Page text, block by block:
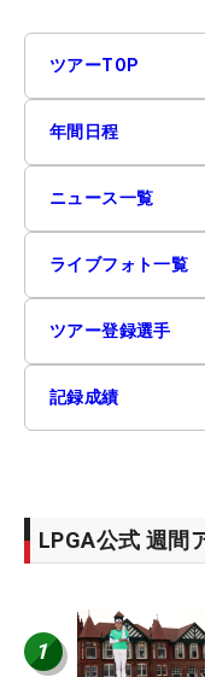
ツアーTOP
年間日程
ニュース一覧
ライブフォト一覧
ツアー登録選手
記録成績
LPGA公式 週間
1